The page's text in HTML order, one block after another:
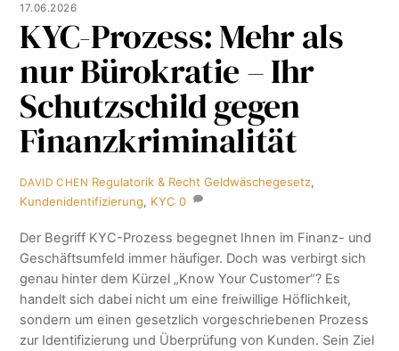
17.06.2026
KYC-Prozess: Mehr als
nur Bürokratie – Ihr
Schutzschild gegen
Finanzkriminalität
DAVID CHEN Regulatorik & Recht Geldwäschegesetz,
Kundenidentifizierung, KYC 0
Der Begriff KYC-Prozess begegnet Ihnen im Finanz- und
Geschäftsumfeld immer häufiger. Doch was verbirgt sich
genau hinter dem Kürzel „Know Your Customer“? Es
handelt sich dabei nicht um eine freiwillige Höflichkeit,
sondern um einen gesetzlich vorgeschriebenen Prozess
zur Identifizierung und Überprüfung von Kunden. Sein Ziel